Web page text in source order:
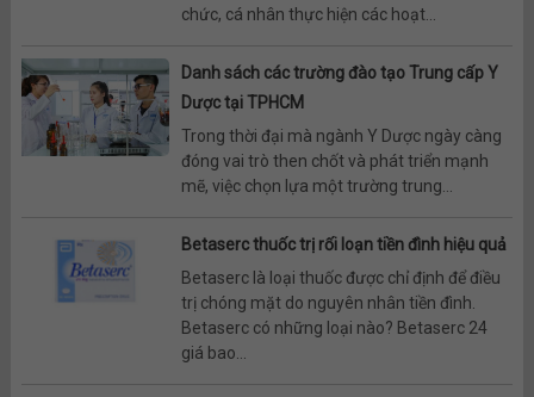
chức, cá nhân thực hiện các hoạt...
Danh sách các trường đào tạo Trung cấp Y
Dược tại TPHCM
Trong thời đại mà ngành Y Dược ngày càng
đóng vai trò then chốt và phát triển mạnh
mẽ, việc chọn lựa một trường trung...
Betaserc thuốc trị rối loạn tiền đình hiệu quả
Betaserc là loại thuốc được chỉ định để điều
trị chóng mặt do nguyên nhân tiền đình.
Betaserc có những loại nào? Betaserc 24
giá bao...